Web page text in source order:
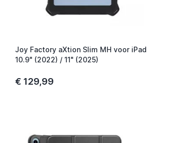
Joy Factory aXtion Slim MH voor iPad
10.9" (2022) / 11" (2025)
€ 129,99